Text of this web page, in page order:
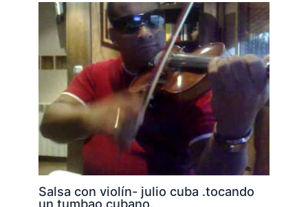
Salsa con violín- julio cuba .tocando
un tumbao cubano.